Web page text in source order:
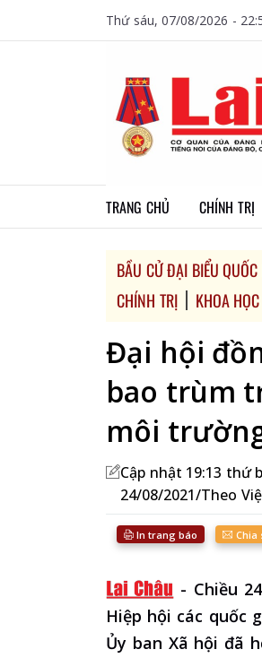
Thứ sáu, 07/08/2026 -
TRANG CHỦ CHÍNH TRỊ
BẦU CỬ ĐẠI BIỂU
CHÍNH TRỊ
KHOA
Đại hội
bao trùm
môi
Cập nhật 19:13 thứ
24/08/2021/Theo
In trang báo Chia
- Chiều
Hiệp hội các quốc
Ủy ban Xã hội đã